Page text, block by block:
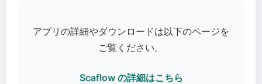
アプリの詳細やダウンロードは以下のページを
ご覧ください。
Scaflow の詳細はこちら